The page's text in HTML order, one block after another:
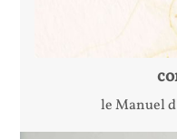
le Manuel